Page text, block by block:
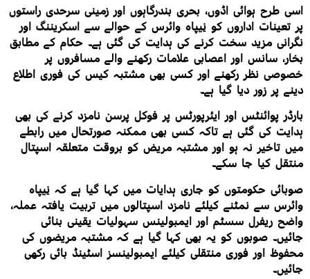
اسی طرح ہوائی اڈوں، بحری بندرگاہوں اور زمینی سرحدی راستوں
پر تعینات اداروں کو نِیپاہ وائرس کے حوالے سے اسکریننگ اور
نگرانی مزید سخت کرنے کی ہدایت کی گئی ہے۔ حکام کے مطابق
بخار، سانس اور اعصابی علامات رکھنے والے مسافروں پر
خصوصی نظر رکھنے اور کسی بھی مشتبہ کیس کی فوری اطلاع
دینے پر زور دیا گیا ہے۔
بارڈر پوائنٹس اور ایئرپورٹس پر فوکل پرسن نامزد کرنے کی بھی
ہدایت کی گئی ہے تاکہ کسی بھی ممکنہ صورتحال میں رابطے
میں تاخیر نہ ہو اور مشتبہ مریض کو بروقت متعلقہ اسپتال
منتقل کیا جا سکے۔
صوبائی حکومتوں کو جاری ہدایات میں کہا گیا ہے کہ نِیپاہ
وائرس سے نمٹنے کیلئے نامزد اسپتالوں میں تربیت یافتہ عملہ،
واضح ریفرل سسٹم اور ایمبولینس سہولیات یقینی بنائی
جائیں۔ صوبوں کو یہ بھی کہا گیا ہے کہ مشتبہ مریضوں کی
محفوظ اور فوری منتقلی کیلئے ایمبولینسز اسٹینڈ بائی رکھی
جائیں۔